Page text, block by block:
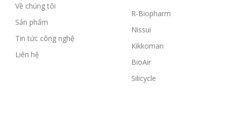
Về chúng tôi
Sản phẩm
Tin tức công nghệ
Liên hệ
R-Biopharm
Nissui
Kikkoman
BioAir
Silicycle